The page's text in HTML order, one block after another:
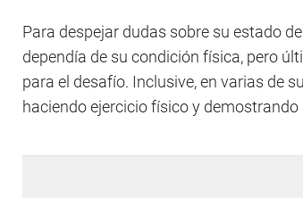
Para despejar dudas sobre su estado
dependía de su condición física, pero
para el desafío. Inclusive, en varias de
haciendo ejercicio físico y demostrando